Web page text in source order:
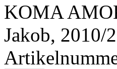
KOMA
Jakob, 2010/